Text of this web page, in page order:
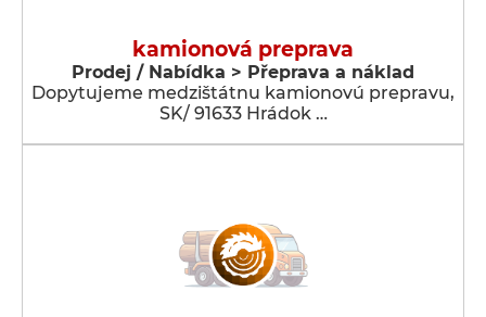
kamionová preprava
Prodej / Nabídka > Přeprava a náklad
Dopytujeme medzištátnu kamionovú prepravu,
SK/ 91633 Hrádok …